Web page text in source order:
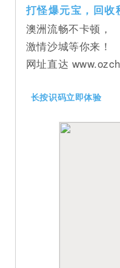
打怪爆元宝，回收
澳洲流畅不卡顿，
激情沙城等你来！
网址直达
长按识码立即体验